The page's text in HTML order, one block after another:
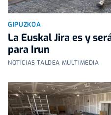
GIPUZKOA
La Euskal Jira es y
para Irun
NOTICIAS TALDEA MULTIMEDIA